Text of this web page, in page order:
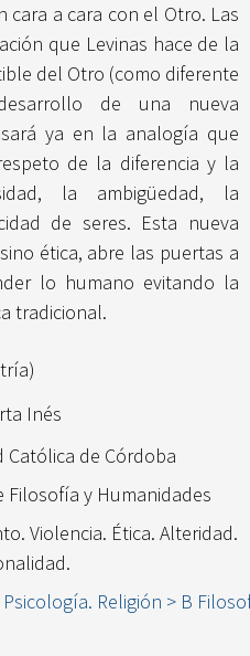
cara a cara con el Otro. Las
que Levinas hace de la
del Otro (como diferente
de una nueva
ya en la analogía que
de la diferencia y la
la ambigüedad, la
de seres. Esta nueva
ética, abre las puertas a
lo humano evitando la
tradicional.
Inés
Católica de Córdoba
Filosofía y Humanidades
Violencia. Ética. Alteridad.
Religión > B